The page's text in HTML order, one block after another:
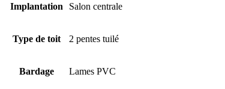
Implantation Salon centrale
Type de toit 2 pentes tuilé
Bardage Lames PVC